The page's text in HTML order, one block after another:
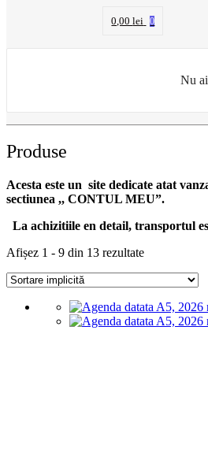
0,00lei 0
Nu
Produse
Acesta este un site dedicate atat
sectiunea ,, CONTUL MEU”.
La achizitiile en detail, transportul
Afișez 1 - 9 din 13 rezultate